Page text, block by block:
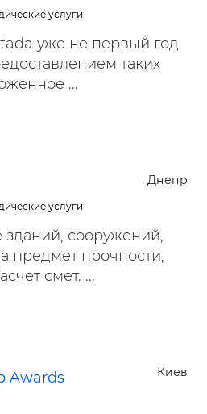
услуги
уже не первый год
таких
...
Днепр
услуги
сооружений,
предмет прочности,
смет. ...
Киев
Awards